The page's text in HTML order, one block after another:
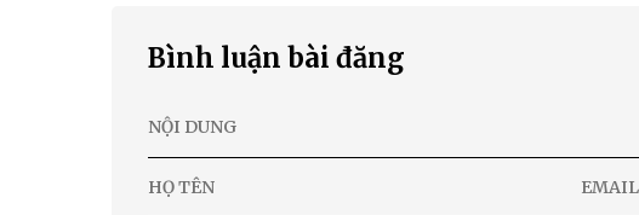
Bình luận bài đăng